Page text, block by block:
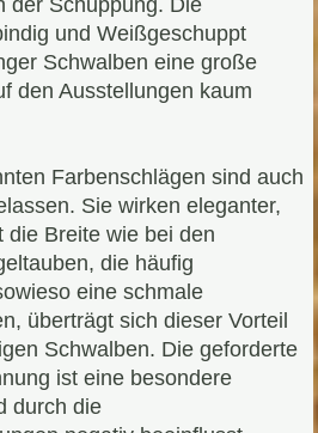
und Weißgeschuppt
Schwalben eine große
den Ausstellungen kaum
Farbenschlägen sind auch
Sie wirken eleganter,
die Breite wie bei den
die häufig
eine schmale
überträgt sich dieser Vorteil
Schwalben. Die geforderte
ist eine besondere
durch die